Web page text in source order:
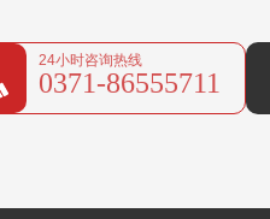
24小时咨询热线
0371-86555711